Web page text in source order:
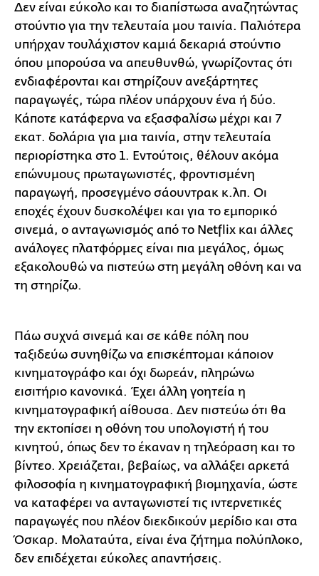
Δεν είναι εύκολο και το διαπίστωσα αναζητώντας
στούντιο για την τελευταία μου ταινία. Παλιότερα
υπήρχαν τουλάχιστον καμιά δεκαριά στούντιο
όπου μπορούσα να απευθυνθώ, γνωρίζοντας ότι
ενδιαφέρονται και στηρίζουν ανεξάρτητες
παραγωγές, τώρα πλέον υπάρχουν ένα ή δύο.
Κάποτε κατάφερνα να εξασφαλίσω μέχρι και 7
εκατ. δολάρια για μια ταινία, στην τελευταία
περιορίστηκα στο 1. Εντούτοις, θέλουν ακόμα
επώνυμους πρωταγωνιστές, φροντισμένη
παραγωγή, προσεγμένο σάουντρακ κ.λπ. Οι
εποχές έχουν δυσκολέψει και για το εμπορικό
σινεμά, ο ανταγωνισμός από το Netflix και άλλες
ανάλογες πλατφόρμες είναι πια μεγάλος, όμως
εξακολουθώ να πιστεύω στη μεγάλη οθόνη και να
τη στηρίζω.
Πάω συχνά σινεμά και σε κάθε πόλη που
ταξιδεύω συνηθίζω να επισκέπτομαι κάποιον
κινηματογράφο και όχι δωρεάν, πληρώνω
εισιτήριο κανονικά. Έχει άλλη γοητεία η
κινηματογραφική αίθουσα. Δεν πιστεύω ότι θα
την εκτοπίσει η οθόνη του υπολογιστή ή του
κινητού, όπως δεν το έκαναν η τηλεόραση και το
βίντεο. Χρειάζεται, βεβαίως, να αλλάξει αρκετά
φιλοσοφία η κινηματογραφική βιομηχανία, ώστε
να καταφέρει να ανταγωνιστεί τις ιντερνετικές
παραγωγές που πλέον διεκδικούν μερίδιο και στα
Όσκαρ. Μολαταύτα, είναι ένα ζήτημα πολύπλοκο,
δεν επιδέχεται εύκολες απαντήσεις.